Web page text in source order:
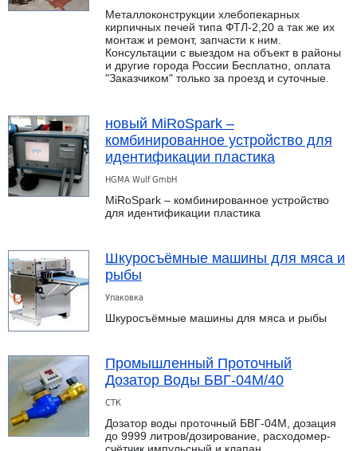
Металлоконструкции хлебопекарных
кирпичных печей типа ФТЛ-2,20 а так же их
монтаж и ремонт, запчасти к ним.
Консультации с выездом на объект в районы
и другие города России Бесплатно, оплата
"Заказчиком" только за проезд и суточные.
новый MiRoSpark –
комбинированное устройство для
идентификации пластика
HGMA Wulf GmbH
MiRoSpark – комбинированное устройство
для идентификации пластика
Шкуросъёмные машины для мяса и
рыбы
Упаковка
Шкуросъёмные машины для мяса и рыбы
Промышленный Проточный
Дозатор Воды БВГ-04М/40
СТК
Дозатор воды проточный БВГ-04М, дозация
до 9999 литров/дозирование, расходомер-
счётчик импульсный и клапан